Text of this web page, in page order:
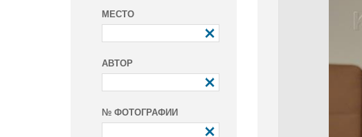
МЕСТО
АВТОР
№ ФОТОГРАФИИ